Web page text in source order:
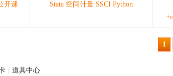
开课 Stata 空间计量 SSCI Python
1
道具中心